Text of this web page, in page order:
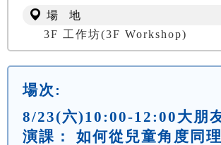
場 地
3F 工作坊(3F Workshop)
場次:
8/23(六)10:00-12:00大朋
演課： 如何從兒童角度同